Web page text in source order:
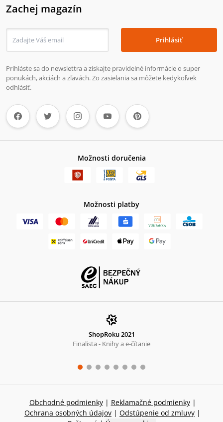
Zachej magazín
Prihlásiť
Prihláste sa do newslettra a získajte pravidelné informácie o super
ponukách, akciách a zľavách. Zo zasielania sa môžete kedykoľvek
odhlásiť.
Možnosti doručenia
Možnosti platby
ShopRoku 2021
Finalista - Knihy a e-čítanie
Obchodné podmienky | Reklamačné podmienky |
Ochrana osobných údajov | Odstúpenie od zmluvy |